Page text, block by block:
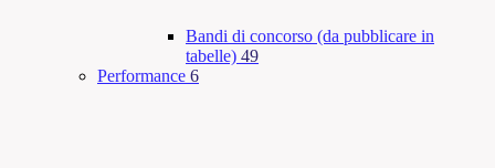
Bandi di concorso (da pubblicare in
tabelle) 49
Performance 6